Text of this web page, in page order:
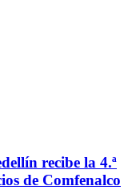
recibe la 4.ª
de Comfenalco